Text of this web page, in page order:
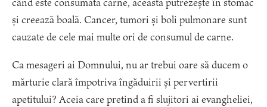
și creează boală. Cancer, tumori și boli pulmonare sunt
cauzate de cele mai multe ori de consumul de carne.
Ca mesageri ai Domnului, nu ar trebui oare să ducem o
mărturie clară împotriva îngăduirii și pervertirii
apetitului? Aceia care pretind a fi slujitori ai evangheliei,